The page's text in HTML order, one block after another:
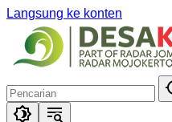
Langsung ke konten